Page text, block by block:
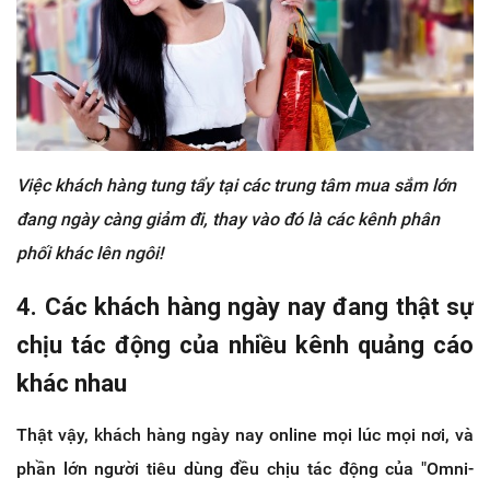
Việc khách hàng tung tẩy tại các trung tâm mua sắm lớn
đang ngày càng giảm đi, thay vào đó là các kênh phân
phối khác lên ngôi!
4. Các khách hàng ngày nay đang thật sự
chịu tác động của nhiều kênh quảng cáo
khác nhau
Thật vậy, khách hàng ngày nay online mọi lúc mọi nơi, và
phần lớn người tiêu dùng đều chịu tác động của "Omni-